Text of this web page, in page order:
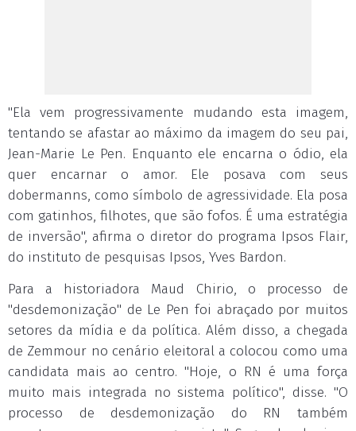
"Ela vem progressivamente mudando esta imagem,
tentando se afastar ao máximo da imagem do seu pai,
Jean-Marie Le Pen. Enquanto ele encarna o ódio, ela
quer encarnar o amor. Ele posava com seus
dobermanns, como símbolo de agressividade. Ela posa
com gatinhos, filhotes, que são fofos. É uma estratégia
de inversão", afirma o diretor do programa Ipsos Flair,
do instituto de pesquisas Ipsos, Yves Bardon.
Para a historiadora Maud Chirio, o processo de
"desdemonização" de Le Pen foi abraçado por muitos
setores da mídia e da política. Além disso, a chegada
de Zemmour no cenário eleitoral a colocou como uma
candidata mais ao centro. "Hoje, o RN é uma força
muito mais integrada no sistema político", disse. "O
processo de desdemonização do RN também